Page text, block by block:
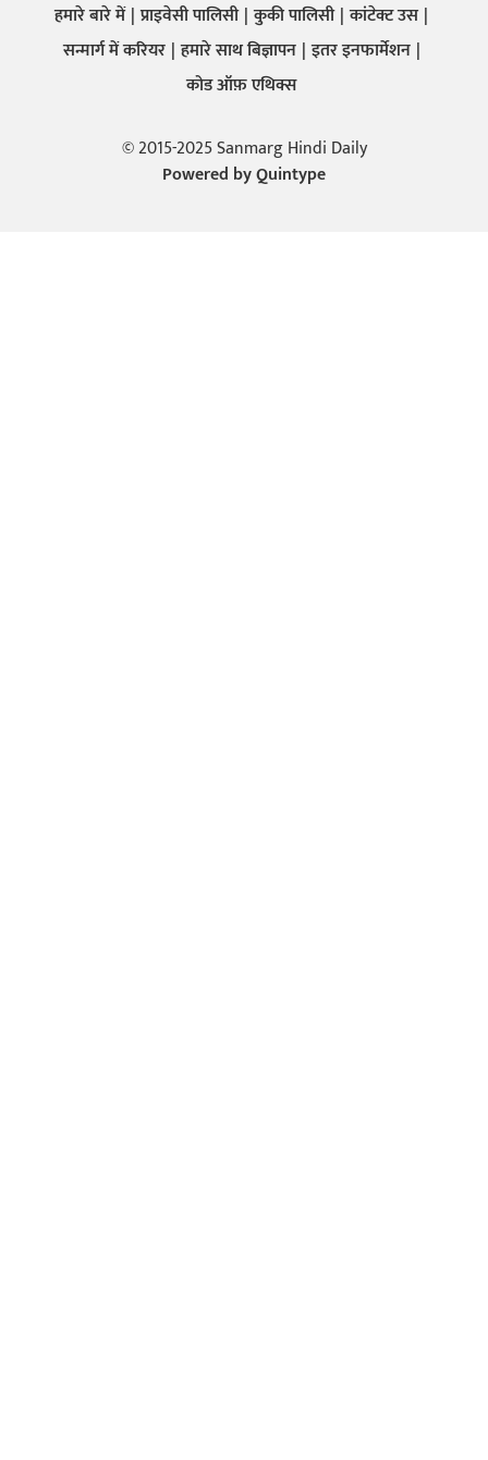
हमारे बारे में प्राइवेसी पालिसी कुकी पालिसी कांटेक्ट उस
सन्मार्ग में करियर हमारे साथ बिज्ञापन इतर इनफार्मेशन
कोड ऑफ़ एथिक्स
© 2015-2025 Sanmarg Hindi Daily
Powered byQuintype